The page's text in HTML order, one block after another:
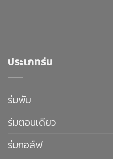
ประเภทร่ม
ร่มพับ
ร่มตอนเดียว
ร่มกอล์ฟ